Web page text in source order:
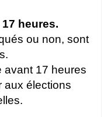
heures.
ou non, sont
avant 17 heures
aux élections